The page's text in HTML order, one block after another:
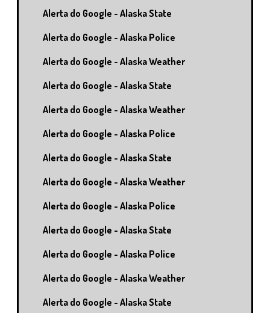
Alerta do Google - Alaska State
Alerta do Google - Alaska Police
Alerta do Google - Alaska Weather
Alerta do Google - Alaska State
Alerta do Google - Alaska Weather
Alerta do Google - Alaska Police
Alerta do Google - Alaska State
Alerta do Google - Alaska Weather
Alerta do Google - Alaska Police
Alerta do Google - Alaska State
Alerta do Google - Alaska Police
Alerta do Google - Alaska Weather
Alerta do Google - Alaska State